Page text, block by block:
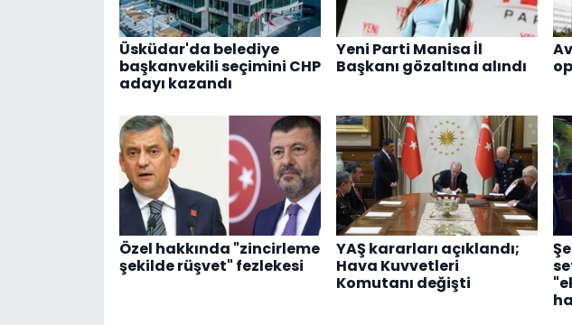
Üsküdar'da belediye
başkanvekili seçimini CHP
adayı kazandı
Yeni Parti Manisa İl
Başkanı gözaltına alındı
Özel hakkında "zincirleme
şekilde rüşvet" fezlekesi
YAŞ kararları açıklandı;
Hava Kuvvetleri
Komutanı değişti